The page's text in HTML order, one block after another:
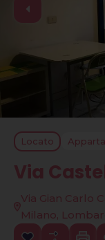
Locato
Via
Via Gian Carlo
Milano,